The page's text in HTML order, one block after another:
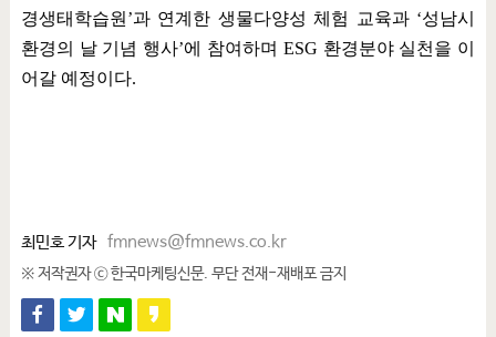
경생태학습원 ’과 연계한 생물다양성 체험 교육과 ‘성남시
환경의 날 기념 행사’에 참여하며 ESG 환경분야 실천을 이
어갈 예정이다.
최민호 기자 fmnews@fmnews.co.kr
※ 저작권자 ⓒ 한국마케팅신문. 무단 전재-재배포 금지